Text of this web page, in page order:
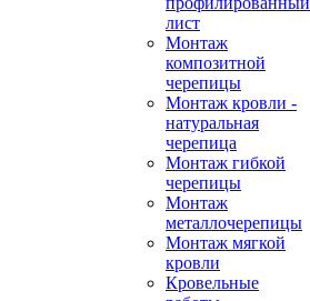
лист
Монтаж
композитной
черепицы
Монтаж кровли -
натуральная
черепица
Монтаж гибкой
черепицы
Монтаж
металлочерепицы
Монтаж мягкой
кровли
Кровельные